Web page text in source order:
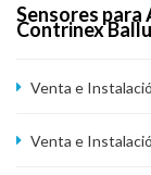
Sensores
Contrinex
Venta e
Venta e